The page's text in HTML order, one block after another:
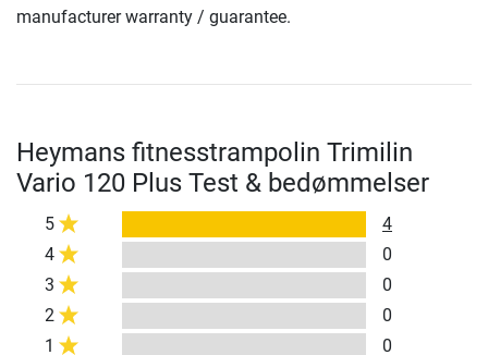
manufacturer warranty / guarantee.
Heymans fitnesstrampolin Trimilin
Vario 120 Plus Test & bedømmelser
5
4
4
0
3
0
2
0
1
0